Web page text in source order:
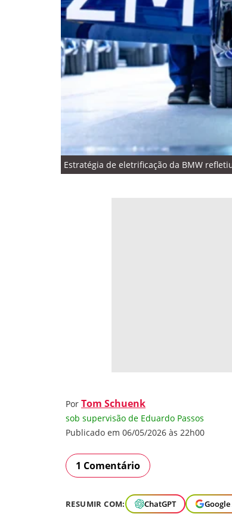
Estratégia de eletrificação da BMW
Por Tom Schuenk
sob supervisão de Eduardo Passos
Publicado em 06/05/2026 às 22h00
1 Comentário
RESUMIR COM: ChatGPT